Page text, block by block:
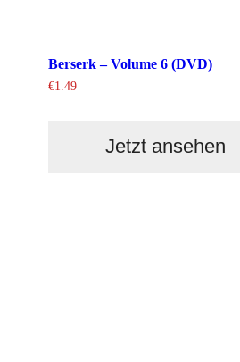
Berserk – Volume 6 (DVD)
€1.49
Jetzt ansehen